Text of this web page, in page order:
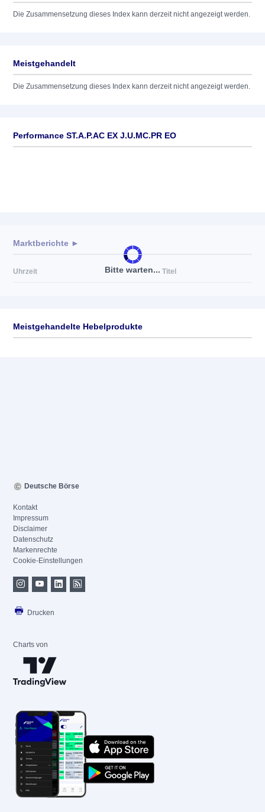
Die Zusammensetzung dieses Index kann derzeit nicht angezeigt werden.
Meistgehandelt
Die Zusammensetzung dieses Index kann derzeit nicht angezeigt werden.
Performance ST.A.P.AC EX J.U.MC.PR EO
Bitte warten...
Marktberichte ►
Uhrzeit Titel
Meistgehandelte Hebelprodukte
Deutsche Börse
Kontakt
Impressum
Disclaimer
Datenschutz
Markenrechte
Cookie-Einstellungen
Drucken
Charts von